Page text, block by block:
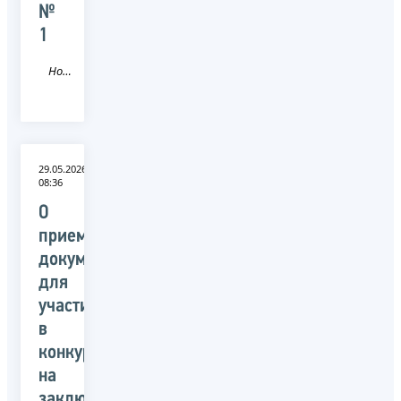
№
1
Новость
29.05.2026
08:36
О
приеме
документов
для
участия
в
конкурсе
на